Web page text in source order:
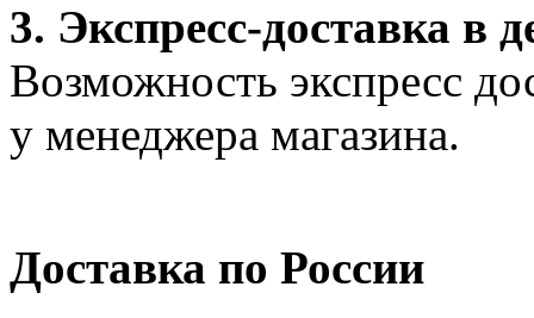
3. Экспресс-доставка в
Возможность экспресс
у менеджера магазина.
Доставка по России